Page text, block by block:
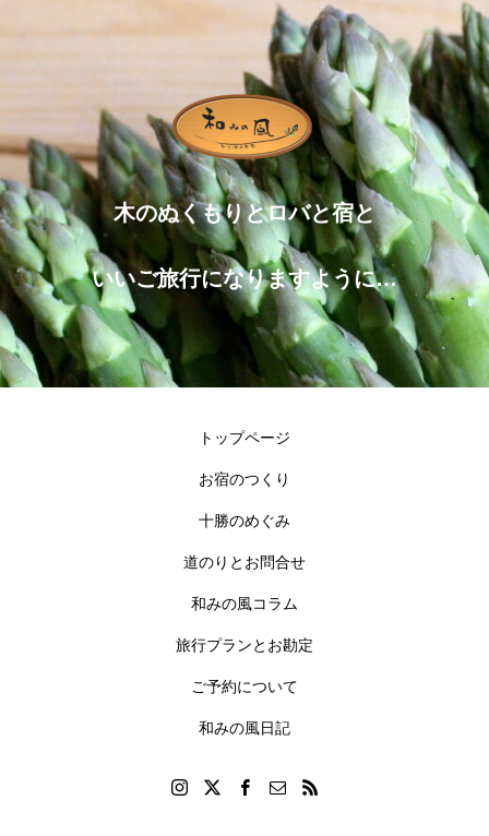
木のぬくもりとロバと宿と
いいご旅行になりますように…
トップページ
お宿のつくり
十勝のめぐみ
道のりとお問合せ
和みの風コラム
旅行プランとお勘定
ご予約について
和みの風日記